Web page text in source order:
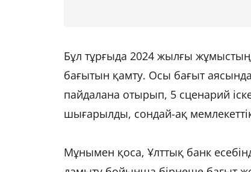
Бұл тұрғыда 2024 жылғы жұмыстың
бағытын қамту. Осы бағыт
пайдалана отырып, 5 сценарий
шығарылды, сондай-ақ
Мұнымен қоса, Ұлттық банк